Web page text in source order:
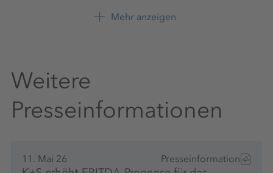
K+S Aktiengesellschaft
Mehr anzeigen
Weitere
Presseinformationen
11. Mai 26 Presseinformation